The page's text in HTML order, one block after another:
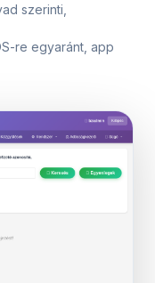
szerinti,
re egyaránt, app